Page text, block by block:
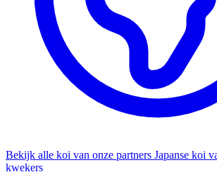
Bekijk alle koi van onze partners Japanse koi
kwekers